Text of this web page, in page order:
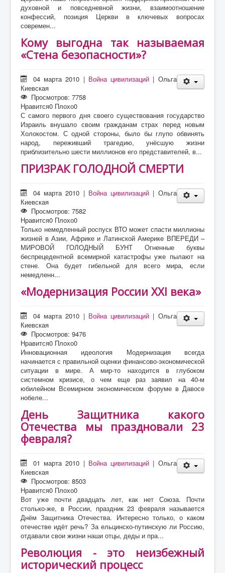
духовной и повседневной жизни, взаимоотношение
конфессий, позиция Церкви в ключевых вопросах
современ...
Кому выгодна так называемая
«Стена безопасности»?
04 марта 2010 | Война цивилизаций | Ольга
Киевская
Просмотров: 7758
Нравится0 Плохо0
С самого первого дня своего существования государство
Израиль внушало своим гражданам страх перед новым
Холокостом. С одной стороны, было бы глупо обвинять
народ, переживший трагедию, унёсшую жизни
приблизительно шести миллионов его представителей, в...
ПРИЗРАК ГОЛОДНОЙ СМЕРТИ
04 марта 2010 | Война цивилизаций | Ольга
Киевская
Просмотров: 7582
Нравится0 Плохо0
Только немедленный роспуск ВТО может спасти миллионы
жизней в Азии, Африке и Латинской Америке ВПЕРЕДИ –
МИРОВОЙ ГОЛОДНЫЙ БУНТ Огненные буквы
беспрецедентной всемирной катастрофы уже пылают на
стене. Она будет гибельной для всего мира, если
немедленн...
«Модернизация России XXI века»
04 марта 2010 | Война цивилизаций | Ольга
Киевская
Просмотров: 9476
Нравится0 Плохо0
Инновационная идеология Модернизация всегда
начинается с правильной оценки финансово-экономической
ситуации в мире. А мир-то находится в глубоком
системном кризисе, о чем еще раз заявил на 40-м
юбилейном Всемирном экономическом форуме в Давосе
нобеле...
День Защитника какого
Отечества мы праздновали 23
февраля?
01 марта 2010 | Война цивилизаций | Ольга
Киевская
Просмотров: 8503
Нравится0 Плохо0
Вот уже почти двадцать лет, как нет Союза. Почти
столько-же, в России, праздник 23 февраля называется
Днём Защитника Отечества. Интересно только, о каком
отечестве идёт речь? За ельцинско-путинскую ли Россию,
отдавали свои жизни наши отцы, деды и пра...
Революция - это неизбежный
исторический процесс